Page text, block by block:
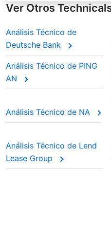
media móvil de
durante la temporada
detectar cambios de
rapidez.
Ver Otros
Análisis Técnico de
Deutsche Bank
Análisis Técnico de PING
AN
Análisis Técnico de NA
Análisis Técnico de Lend
Lease Group